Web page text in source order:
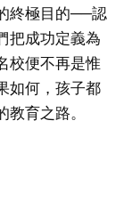
終極目的──認
把成功定義為
校便不再是惟
如何，孩子都
育之路。